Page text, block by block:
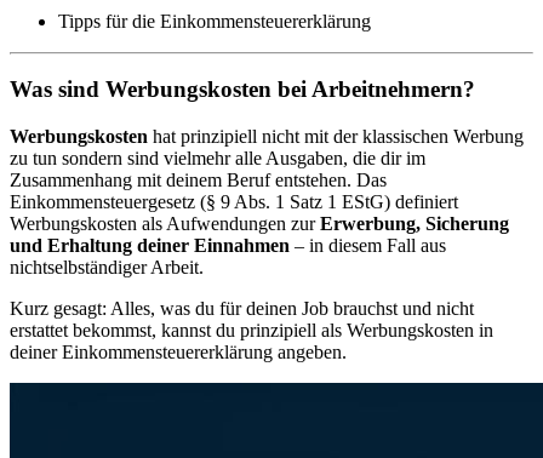
Tipps für die Einkommensteuererklärung
Was sind Werbungskosten bei Arbeitnehmern?
Werbungskosten hat prinzipiell nicht mit der klassischen Werbung
zu tun sondern sind vielmehr alle Ausgaben, die dir im
Zusammenhang mit deinem Beruf entstehen. Das
Einkommensteuergesetz (§ 9 Abs. 1 Satz 1 EStG) definiert
Werbungskosten als Aufwendungen zurErwerbung, Sicherung
und Erhaltung deiner Einnahmen – in diesem Fall aus
nichtselbständiger Arbeit.
Kurz gesagt: Alles, was du für deinen Job brauchst und nicht
erstattet bekommst, kannst du prinzipiell als Werbungskosten in
deiner Einkommensteuererklärung angeben.